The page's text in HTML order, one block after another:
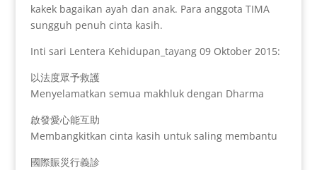
kakek bagaikan ayah dan anak. Para anggota TIMA
sungguh penuh cinta kasih.
Inti sari Lentera Kehidupan_tayang 09 Oktober 2015:
以法度眾予救護
Menyelamatkan semua makhluk dengan Dharma
啟發愛心能互助
Membangkitkan cinta kasih untuk saling membantu
國際賑災行義診